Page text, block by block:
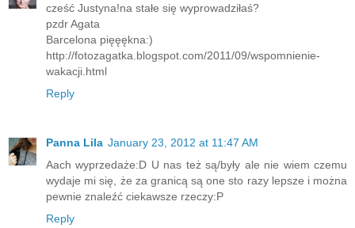
cześć Justyna!na stałe się wyprowadziłaś?
pzdr Agata
Barcelona pięęękna:)
http://fotozagatka.blogspot.com/2011/09/wspomnienie-
wakacji.html
Reply
Panna Lila January 23, 2012 at 11:47 AM
Aach wyprzedaże:D U nas też są/były ale nie wiem czemu
wydaje mi się, że za granicą są one sto razy lepsze i można
pewnie znaleźć ciekawsze rzeczy:P
Reply